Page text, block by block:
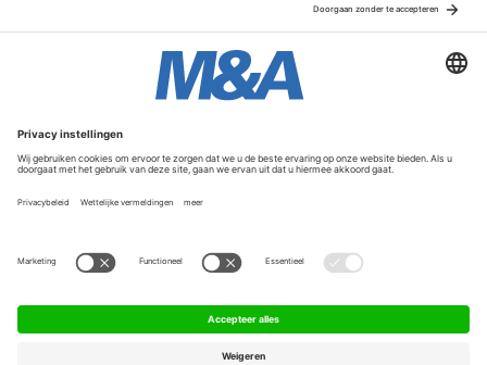
Service & Contact
Contact
FAQ
Werken bij ons
Algemene Voorwaarden